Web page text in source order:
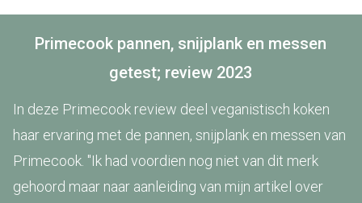
Primecook pannen, snijplank en messen
getest; review 2023
In deze Primecook review deel veganistisch koken
haar ervaring met de pannen, snijplank en messen van
Primecook. "Ik had voordien nog niet van dit merk
gehoord maar naar aanleiding van mijn artikel over